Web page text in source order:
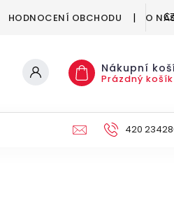
HODNOCENÍ OBCHODU O
Nákupní
Prázdný košík
DEKORACE
420